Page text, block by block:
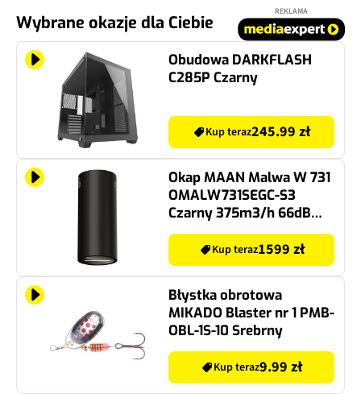
Wybrane okazje dla Ciebie
REKLAMA
Obudowa DARKFLASH
C285P Czarny
Kup teraz245.99 zł
Okap MAAN Malwa W 731
OMALW731SEGC-S3
Czarny 375m3/h 66dB
klasa B
Kup teraz1599 zł
Błystka obrotowa
MIKADO Blaster nr 1 PMB-
OBL-1S-10 Srebrny
Kup teraz9.99 zł